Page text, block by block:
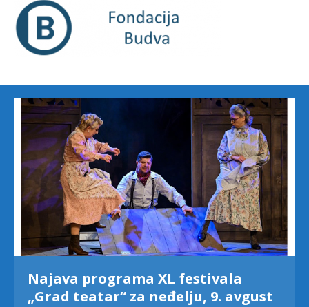
Najava programa XL festivala
„Grad teatar“ za neđelju, 9. avgust